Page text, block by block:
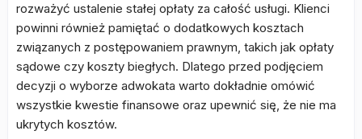
rozważyć ustalenie stałej opłaty za całość usługi. Klienci
powinni również pamiętać o dodatkowych kosztach
związanych z postępowaniem prawnym, takich jak opłaty
sądowe czy koszty biegłych. Dlatego przed podjęciem
decyzji o wyborze adwokata warto dokładnie omówić
wszystkie kwestie finansowe oraz upewnić się, że nie ma
ukrytych kosztów.